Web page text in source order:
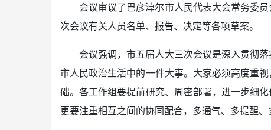
会议审议了巴彦淖尔市人民代表大会常务委
次会议有关人员名单、报告、决定等各项草案。
会议强调，市五届人大三次会议是深入贯彻
市人民政治生活中的一件大事。大家必须高度重
础。各工作组要提前研究、周密部署，进一步细
更要注重相互之间的协同配合，多通气、多提醒